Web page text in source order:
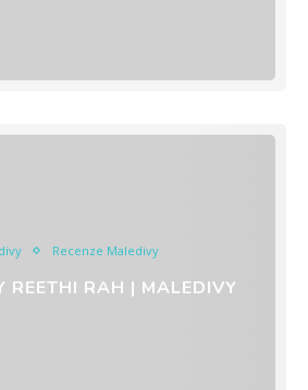
Recenze Maledivy
REETHI RAH | MALEDIVY